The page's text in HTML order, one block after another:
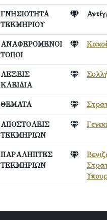
ΓΝΗΣΙΟΤΗΤΑ
ΤΕΚΜΗΡΙΟΥ
ΑΝΑΦΕΡΟΜΕΝΟΙ
ΤΟΠΟΙ
ΛΕΞΕΙΣ
ΚΛΕΙΔΙΑ
ΘΕΜΑΤΑ
ΑΠΟΣΤΟΛΕΙΣ
ΤΕΚΜΗΡΙΩΝ
ΠΑΡΑΛΗΠΤΕΣ
ΤΕΚΜΗΡΙΩΝ